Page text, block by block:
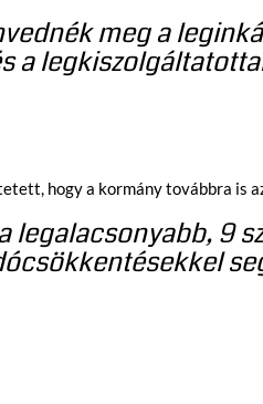
meg a
a
hogy a kormány továbbra
legalacsonyabb, 9